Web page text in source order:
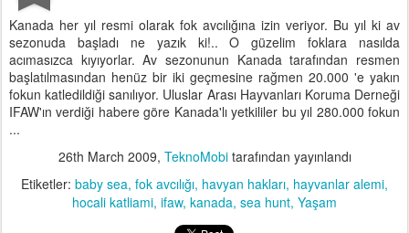
Kanada her yıl resmi olarak fok avcılığına izin veriyor. Bu yıl ki av
sezonuda başladı ne yazık ki!.. O güzelim foklara nasılda
acımasızca kıyıyorlar. Av sezonunun Kanada tarafından resmen
başlatılmasından henüz bir iki geçmesine rağmen 20.000 'e yakın
fokun katledildiği sanılıyor. Uluslar Arası Hayvanları Koruma Derneği
IFAW'ın verdiği habere göre Kanada'lı yetkililer bu yıl 280.000 fokun
...
26th March 2009, TeknoMobitarafından yayınlandı
Etiketler: baby sea fok avcılığı havyan hakları hayvanlar alemi
hocali katliami ifaw kanada sea hunt Yaşam